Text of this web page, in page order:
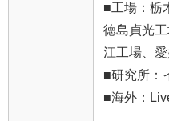
■工場：栃
徳島貞光
江工場、
■研究所：
■海外：